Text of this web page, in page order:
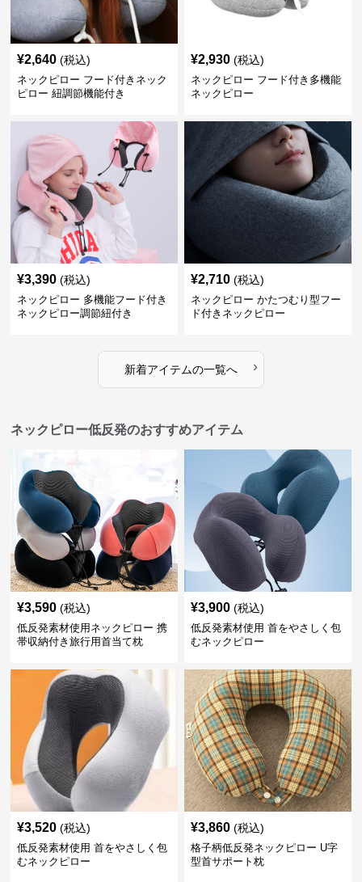
¥2,640 (税込)
ネックピロー フード付きネック
ピロー 紐調節機能付き
¥2,930 (税込)
ネックピロー フード付き多機能
ネックピロー
¥3,390 (税込)
ネックピロー 多機能フード付き
ネックピロー調節紐付き
¥2,710 (税込)
ネックピロー かたつむり型フー
ド付きネックピロー
新着アイテムの一覧へ ›
ネックピロー低反発のおすすめアイテム
¥3,590 (税込)
低反発素材使用ネックピロー 携
帯収納付き旅行用首当て枕
¥3,900 (税込)
低反発素材使用 首をやさしく包
むネックピロー
¥3,520 (税込)
低反発素材使用 首をやさしく包
むネックピロー
¥3,860 (税込)
格子柄低反発ネックピロー U字
型首サポート枕